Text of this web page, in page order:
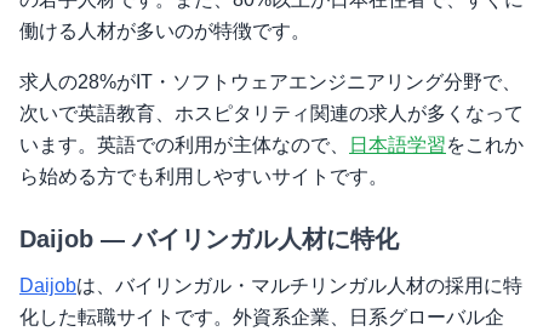
働ける人材が多いのが特徴です。
求人の28%がIT・ソフトウェアエンジニアリング分野で、
次いで英語教育、ホスピタリティ関連の求人が多くなって
います。英語での利用が主体なので、
日本語学習をこれか
ら始める方でも利用しやすいサイトです。
Daijob — バイリンガル人材に特化
Daijobは、バイリンガル・マルチリンガル人材の採用に特
化した転職サイトです。外資系企業、日系グローバル企